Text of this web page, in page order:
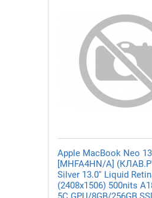
Apple MacBook Neo
[MHFA4HN/A]
Silver 13.0'' Liquid
(2408x1506) 500nits